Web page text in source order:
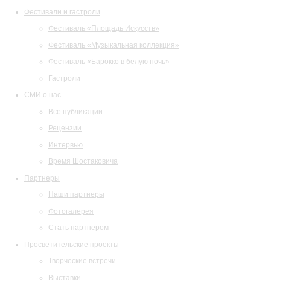
Фестивали и гастроли
Фестиваль «Площадь Искусств»
Фестиваль «Музыкальная коллекция»
Фестиваль «Барокко в белую ночь»
Гастроли
СМИ о нас
Все публикации
Рецензии
Интервью
Время Шостаковича
Партнеры
Наши партнеры
Фотогалерея
Стать партнером
Просветительские проекты
Творческие встречи
Выставки